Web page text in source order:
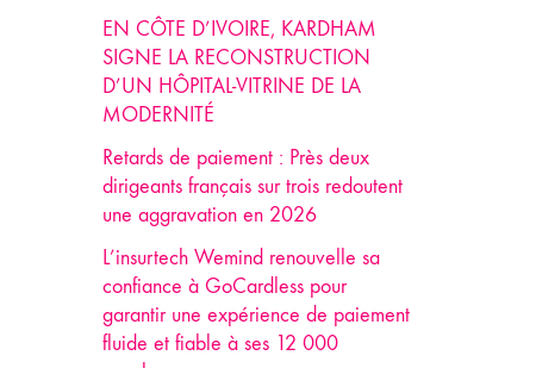
EN CÔTE D’IVOIRE, KARDHAM
SIGNE LA RECONSTRUCTION
D’UN HÔPITAL-VITRINE DE LA
MODERNITÉ
Retards de paiement : Près deux
dirigeants français sur trois redoutent
une aggravation en 2026
L’insurtech Wemind renouvelle sa
confiance à GoCardless pour
garantir une expérience de paiement
fluide et fiable à ses 12 000